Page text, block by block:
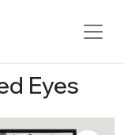
Eyes